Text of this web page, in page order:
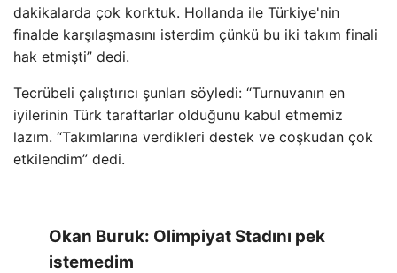
dakikalarda çok korktuk. Hollanda ile Türkiye'nin
finalde karşılaşmasını isterdim çünkü bu iki takım finali
hak etmişti” dedi.
Tecrübeli çalıştırıcı şunları söyledi: “Turnuvanın en
iyilerinin Türk taraftarlar olduğunu kabul etmemiz
lazım. “Takımlarına verdikleri destek ve coşkudan çok
etkilendim” dedi.
Okan Buruk: Olimpiyat Stadını pek
istemedim